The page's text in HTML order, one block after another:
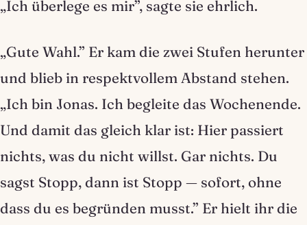
„Ich überlege es mir”, sagte sie ehrlich.
„Gute Wahl.” Er kam die zwei Stufen herunter
und blieb in respektvollem Abstand stehen.
„Ich bin Jonas. Ich begleite das Wochenende.
Und damit das gleich klar ist: Hier passiert
nichts, was du nicht willst. Gar nichts. Du
sagst Stopp, dann ist Stopp — sofort, ohne
dass du es begründen musst.” Er hielt ihr die